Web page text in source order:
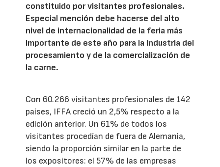
constituido por visitantes profesionales.
Especial mención debe hacerse del alto
nivel de internacionalidad de la feria más
importante de este año para la industria del
procesamiento y de la comercialización de
la carne.
Con 60.266 visitantes profesionales de 142
países, IFFA creció un 2,5% respecto a la
edición anterior. Un 61% de todos los
visitantes procedían de fuera de Alemania,
siendo la proporción similar en la parte de
los expositores: el 57% de las empresas